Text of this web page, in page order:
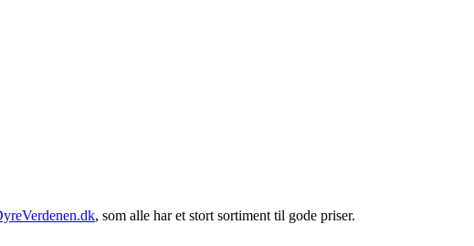
, som alle har et stort sortiment til gode priser.